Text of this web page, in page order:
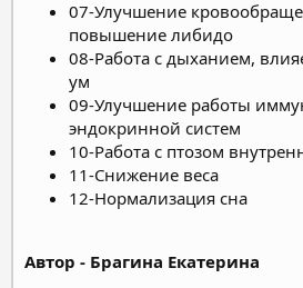
07-Улучшение
повышение либидо
08-Работа с дыханием,
ум
09-Улучшение работы
эндокринной систем
10-Работа с птозом
11-Снижение веса
12-Нормализация сна
Автор - Брагина Екатерина